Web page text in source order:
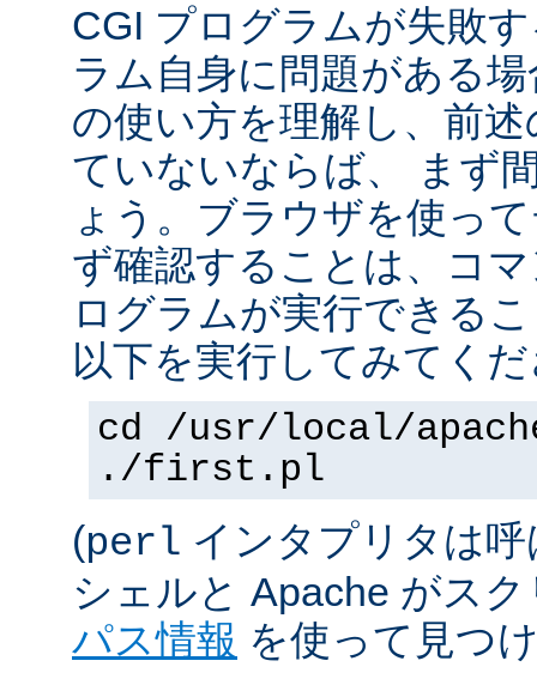
CGI プログラムが失敗
ラム自身に問題がある
の使い方を理解し、前
ていないならば、 まず
ょう。ブラウザを使っ
ず確認することは、コ
ログラムが実行できる
以下を実行してみてく
cd /usr/local/
./first.pl
(perl インタプリタは
シェルと Apache がス
パス情報 を使って見つ